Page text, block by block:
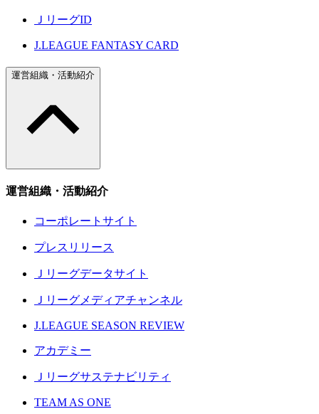
ＪリーグID
J.LEAGUE FANTASY CARD
運営組織・活動紹介
運営組織・活動紹介
コーポレートサイト
プレスリリース
Ｊリーグデータサイト
Ｊリーグメディアチャンネル
J.LEAGUE SEASON REVIEW
アカデミー
Ｊリーグサステナビリティ
TEAM AS ONE